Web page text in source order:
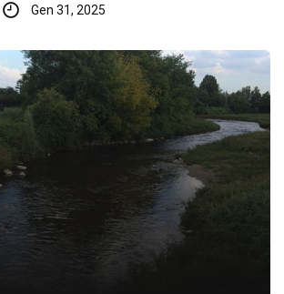
Gen 31, 2025